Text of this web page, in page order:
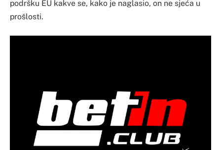
podršku EU kakve se, kako je naglasio, on ne sjeća u
prošlosti.